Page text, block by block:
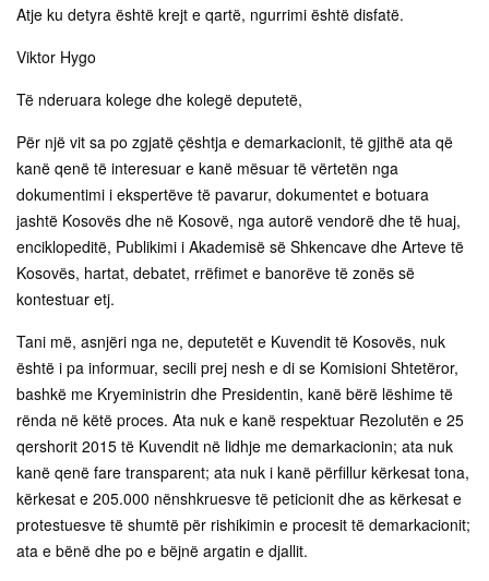
Atje ku detyra është krejt e qartë, ngurrimi është disfatë.
Viktor Hygo
Të nderuara kolege dhe kolegë deputetë,
Për një vit sa po zgjatë çështja e demarkacionit, të gjithë ata që
kanë qenë të interesuar e kanë mësuar të vërtetën nga
dokumentimi i ekspertëve të pavarur, dokumentet e botuara
jashtë Kosovës dhe në Kosovë, nga autorë vendorë dhe të huaj,
enciklopeditë, Publikimi i Akademisë së Shkencave dhe Arteve të
Kosovës, hartat, debatet, rrëfimet e banorëve të zonës së
kontestuar etj.
Tani më, asnjëri nga ne, deputetët e Kuvendit të Kosovës, nuk
është i pa informuar, secili prej nesh e di se Komisioni Shtetëror,
bashkë me Kryeministrin dhe Presidentin, kanë bërë lëshime të
rënda në këtë proces. Ata nuk e kanë respektuar Rezolutën e 25
qershorit 2015 të Kuvendit në lidhje me demarkacionin; ata nuk
kanë qenë fare transparent; ata nuk i kanë përfillur kërkesat tona,
kërkesat e 205.000 nënshkruesve të peticionit dhe as kërkesat e
protestuesve të shumtë për rishikimin e procesit të demarkacionit;
ata e bënë dhe po e bëjnë argatin e djallit.